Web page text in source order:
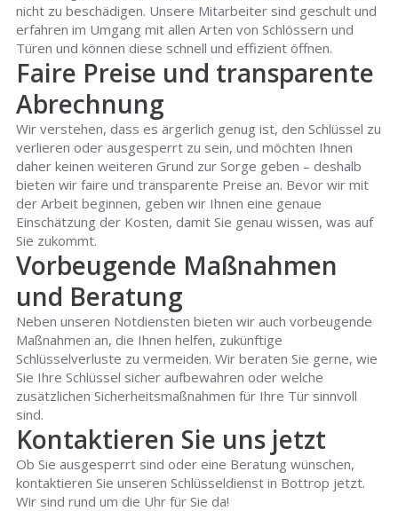
nicht zu beschädigen. Unsere Mitarbeiter sind geschult und
erfahren im Umgang mit allen Arten von Schlössern und
Türen und können diese schnell und effizient öffnen.
Faire Preise und transparente
Abrechnung
Wir verstehen, dass es ärgerlich genug ist, den Schlüssel zu
verlieren oder ausgesperrt zu sein, und möchten Ihnen
daher keinen weiteren Grund zur Sorge geben – deshalb
bieten wir faire und transparente Preise an. Bevor wir mit
der Arbeit beginnen, geben wir Ihnen eine genaue
Einschätzung der Kosten, damit Sie genau wissen, was auf
Sie zukommt.
Vorbeugende Maßnahmen
und Beratung
Neben unseren Notdiensten bieten wir auch vorbeugende
Maßnahmen an, die Ihnen helfen, zukünftige
Schlüsselverluste zu vermeiden. Wir beraten Sie gerne, wie
Sie Ihre Schlüssel sicher aufbewahren oder welche
zusätzlichen Sicherheitsmaßnahmen für Ihre Tür sinnvoll
sind.
Kontaktieren Sie uns jetzt
Ob Sie ausgesperrt sind oder eine Beratung wünschen,
kontaktieren Sie unseren Schlüsseldienst in Bottrop jetzt.
Wir sind rund um die Uhr für Sie da!